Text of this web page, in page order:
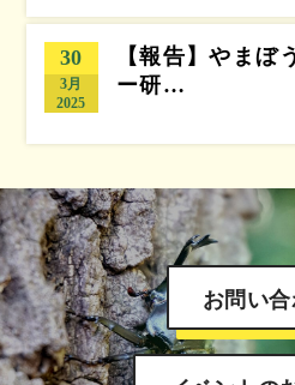
30
3月
2025
【報告】やまぼ
ー研…
お問い